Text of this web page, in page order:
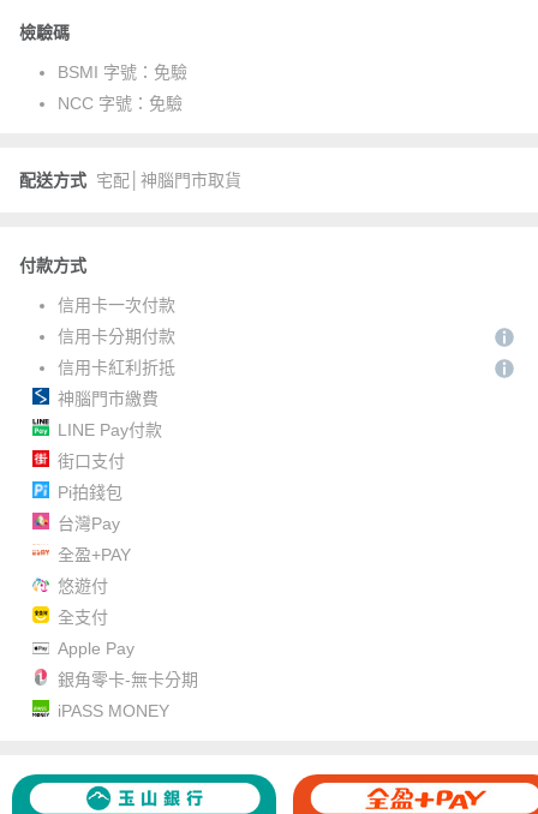
檢驗碼
BSMI 字號： 免驗
NCC 字號： 免驗
配送方式 宅配│神腦門市取貨
付款方式
信用卡一次付款
信用卡分期付款
信用卡紅利折抵
神腦門市繳費
LINE Pay付款
街口支付
Pi拍錢包
台灣Pay
全盈+PAY
悠遊付
全支付
Apple Pay
銀角零卡-無卡分期
iPASS MONEY